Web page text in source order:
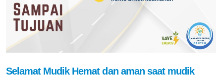
Selamat Mudik Hemat dan aman saat mudik